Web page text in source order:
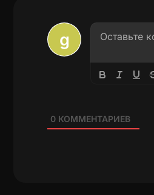
0КОММЕНТАРИЕВ